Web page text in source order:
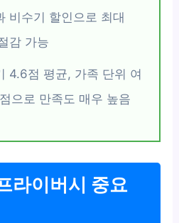
비수기 할인으로 최대
감 가능
4.6점 평균, 가족 단위 여
으로 만족도 매우 높음
라이버시 중요